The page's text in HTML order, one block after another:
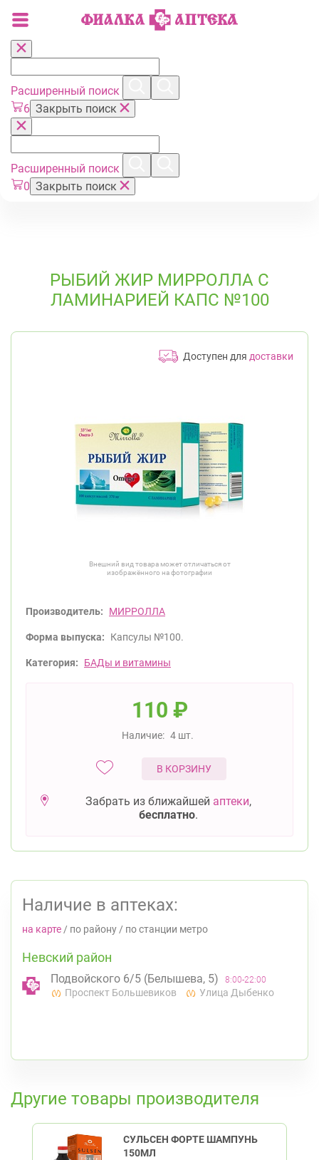
Расширенный поиск
6 Закрыть поиск
Расширенный поиск
0 Закрыть поиск
РЫБИЙ ЖИР МИРРОЛЛА С
ЛАМИНАРИЕЙ КАПС №100
Доступен для доставки
Внешний вид товара может отличаться от
изображённого на фотографии
Производитель: МИРРОЛЛА
Форма выпуска: Капсулы №100.
Категория: БАДы и витамины
110 ₽
Наличие: 4 шт.
В КОРЗИНУ
Забрать из ближайшей аптеки,
бесплатно.
Наличие в аптеках:
на карте / по району / по станции метро
Невский район
Подвойского 6/5 (Белышева, 5) 8:00-22:00
Проспект Большевиков Улица Дыбенко
Другие товары производителя
СУЛЬСЕН ФОРТЕ ШАМПУНЬ
150МЛ